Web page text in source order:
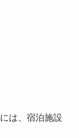
は、宿泊施設